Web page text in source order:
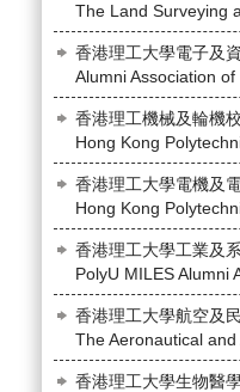
The Land Surveying
香港理工大學電子及
Alumni Association
香港理工機械及輪機
Hong Kong
香港理工大學電機及
Hong Kong
香港理工大學工業及
PolyU MILES Alumni
香港理工大學航空及
The Aeronautical
香港理工大學生物醫